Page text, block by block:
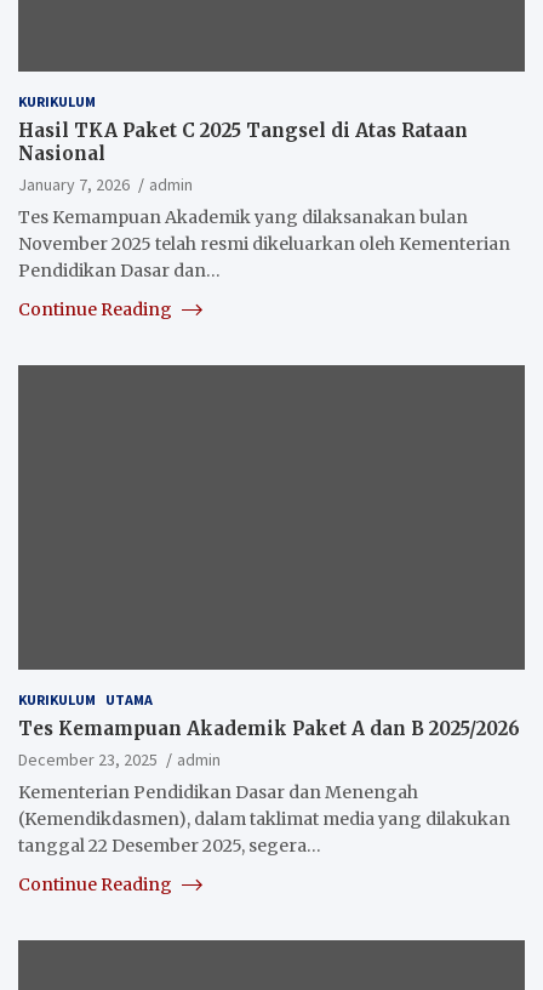
KURIKULUM
Hasil TKA Paket C 2025 Tangsel di Atas Rataan
Nasional
January 7, 2026
admin
Tes Kemampuan Akademik yang dilaksanakan bulan
November 2025 telah resmi dikeluarkan oleh Kementerian
Pendidikan Dasar dan…
Continue Reading
KURIKULUM UTAMA
Tes Kemampuan Akademik Paket A dan B 2025/2026
December 23, 2025
admin
Kementerian Pendidikan Dasar dan Menengah
(Kemendikdasmen), dalam taklimat media yang dilakukan
tanggal 22 Desember 2025, segera…
Continue Reading